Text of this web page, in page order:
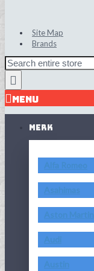
Site Map
Brands
MENU
MERK
Alfa Romeo
Asahimas
Aston Martin
Audi
Austin